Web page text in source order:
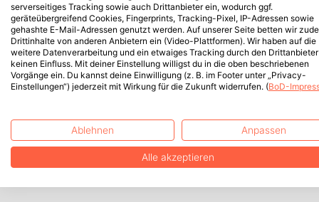
serverseitiges Tracking sowie auch Drittanbieter ein, wodurch ggf.
geräteübergreifend Cookies, Fingerprints, Tracking-Pixel, IP-Adressen sowie
gehashte E-Mail-Adressen genutzt werden. Auf unserer Seite betten wir
Drittinhalte von anderen Anbietern ein (Video-Plattformen). Wir haben auf die
weitere Datenverarbeitung und ein etwaiges Tracking durch den Drittanbieter
keinen Einfluss. Mit deiner Einstellung willigst du in die oben beschriebenen
Vorgänge ein. Du kannst deine Einwilligung (z. B. im Footer unter „Privacy-
Einstellungen“) jederzeit mit Wirkung für die Zukunft widerrufen. (BoD-
Ablehnen Anpassen
Alle akzeptieren